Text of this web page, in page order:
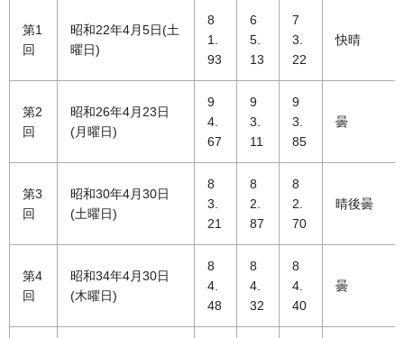
第1
回
昭和22年4月5日(土
曜日)
8
1.
93
6
5.
13
7
3.
22
快晴
第2
回
昭和26年4月23日
(月曜日)
9
4.
67
9
3.
11
9
3.
85
曇
第3
回
昭和30年4月30日
(土曜日)
8
3.
21
8
2.
87
8
2.
70
晴後曇
第4
回
昭和34年4月30日
(木曜日)
8
4.
48
8
4.
32
8
4.
40
曇